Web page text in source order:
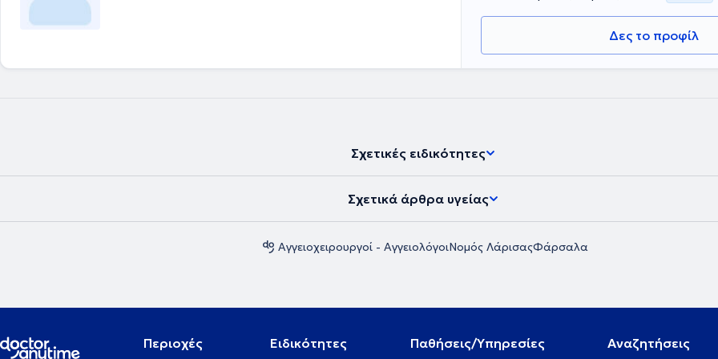
Δες το προφίλ
Σχετικές ειδικότητες
Σχετικά άρθρα υγείας
Αγγειοχειρουργοί - ΑγγειολόγοιΝομός ΛάρισαςΦάρσαλα
Περιοχές Ειδικότητες Παθήσεις/Υπηρεσίες Αναζητήσεις